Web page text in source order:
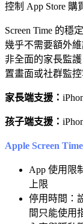
控制 App Store 購
Screen Time 的穩
幾乎不需要額外
非全面的家長監
置畫面或社群監
家長端支援：
孩子端支援：
Apple Screen
App 使用限
上限
停用時間：
間只能使用